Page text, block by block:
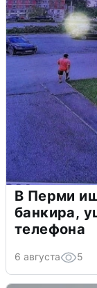
В Перми
банкира,
телефона
6 августа 5